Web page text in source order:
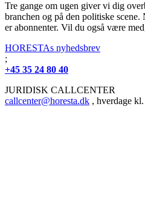
Tre gange om ugen giver vi dig
branchen og på den politiske
er abonnenter. Vil du også være
HORESTAs nyhedsbrev
;
+45 35 24 80 40
JURIDISK CALLCENTER
callcenter@horesta.dk , hverdage